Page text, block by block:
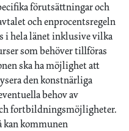
förutsättningar och
och enprocentsregeln
i hela länet inklusive vilka
som behöver tillföras
ska ha möjlighet att
den konstnärliga
behov av
fortbildningsmöjligheter.
kan kommunen